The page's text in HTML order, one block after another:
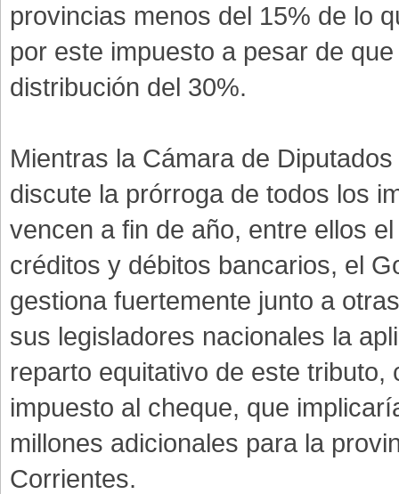
provincias menos del 15% de lo
por este impuesto a pesar de
distribución del 30%.
Mientras la Cámara de
discute la prórroga de todos los
vencen a fin de año, entre ellos
créditos y débitos bancarios, el
gestiona fuertemente junto a
sus legisladores nacionales la
reparto equitativo de este tributo,
impuesto al cheque, que
millones adicionales para la
Corrientes.